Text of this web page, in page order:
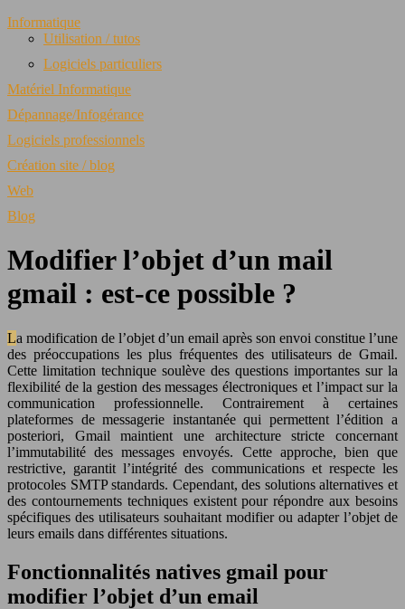
Informatique
Utilisation / tutos
Logiciels particuliers
Matériel Informatique
Dépannage/Infogérance
Logiciels professionnels
Création site / blog
Web
Blog
Modifier l’objet d’un mail
gmail : est‑ce possible ?
La modification de l’objet d’un email après son envoi constitue l’une
des préoccupations les plus fréquentes des utilisateurs de Gmail.
Cette limitation technique soulève des questions importantes sur la
flexibilité de la gestion des messages électroniques et l’impact sur la
communication professionnelle. Contrairement à certaines
plateformes de messagerie instantanée qui permettent l’édition a
posteriori, Gmail maintient une architecture stricte concernant
l’immutabilité des messages envoyés. Cette approche, bien que
restrictive, garantit l’intégrité des communications et respecte les
protocoles SMTP standards. Cependant, des solutions alternatives et
des contournements techniques existent pour répondre aux besoins
spécifiques des utilisateurs souhaitant modifier ou adapter l’objet de
leurs emails dans différentes situations.
Fonctionnalités natives gmail pour
modifier l’objet d’un email